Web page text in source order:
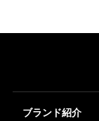
ブランド紹介